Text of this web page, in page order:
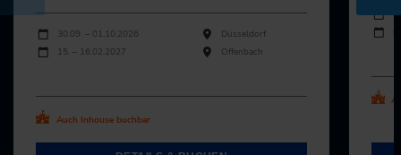
Durchführungen
Veranstaltungsdatum Veranstaltungsort
30.09. – 01.10.2026
Düsseldorf
15. – 16.02.2027
Offenbach
Auch Inhouse buchbar